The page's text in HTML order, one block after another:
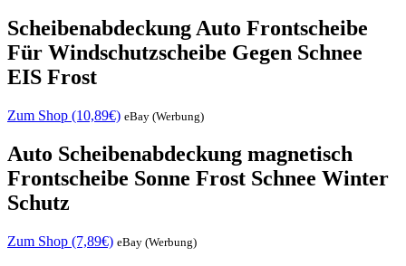
Scheibenabdeckung Auto Frontscheibe
Für Windschutzscheibe Gegen Schnee
EIS Frost
Zum Shop (10,89€) eBay (Werbung)
Auto Scheibenabdeckung magnetisch
Frontscheibe Sonne Frost Schnee Winter
Schutz
Zum Shop (7,89€) eBay (Werbung)